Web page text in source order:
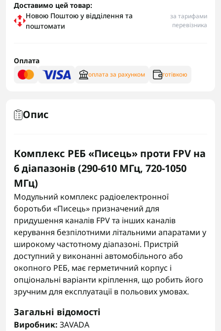
Доставимо цей товар:
Новою Поштою у відділення та
поштомати
за тарифами
перевізника
Оплата
оплата за рахунком готівкою
Опис
Комплекс РЕБ «Писець» проти FPV на
6 діапазонів (290-610 МГц, 720-1050
МГц)
Модульний комплекс радіоелектронної
боротьби «Писець» призначений для
придушення каналів FPV та інших каналів
керування безпілотними літальними апаратами у
широкому частотному діапазоні. Пристрій
доступний у виконанні автомобільного або
окопного РЕБ, має герметичний корпус і
опціональні варіанти кріплення, що робить його
зручним для експлуатації в польових умовах.
Загальні відомості
Виробник: ЗАVADA